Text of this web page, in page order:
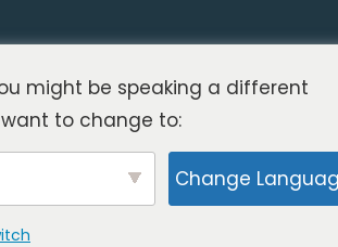
might be speaking a different
to change to:
Change